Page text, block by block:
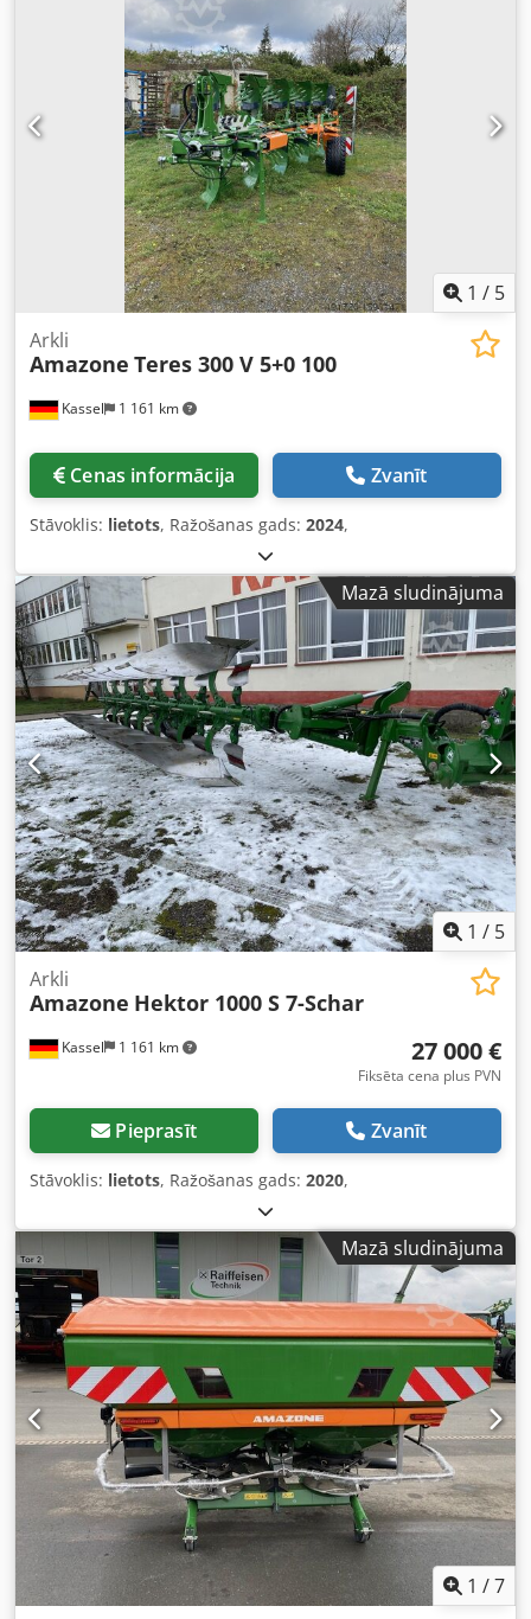
1 / 5
Kassel 1 161 km
Arkli
Amazone Teres 300 V 5+0 100
Cenas informācija Zvanīt
Stāvoklis: lietots, Ražošanas gads: 2024,
Mazā sludinājuma
1 / 5
Kassel 1 161 km
Arkli
Amazone Hektor 1000 S 7-Schar
27 000 €
Fiksēta cena plus PVN
Pieprasīt Zvanīt
Stāvoklis: lietots, Ražošanas gads: 2020,
Mazā sludinājuma
1 /7